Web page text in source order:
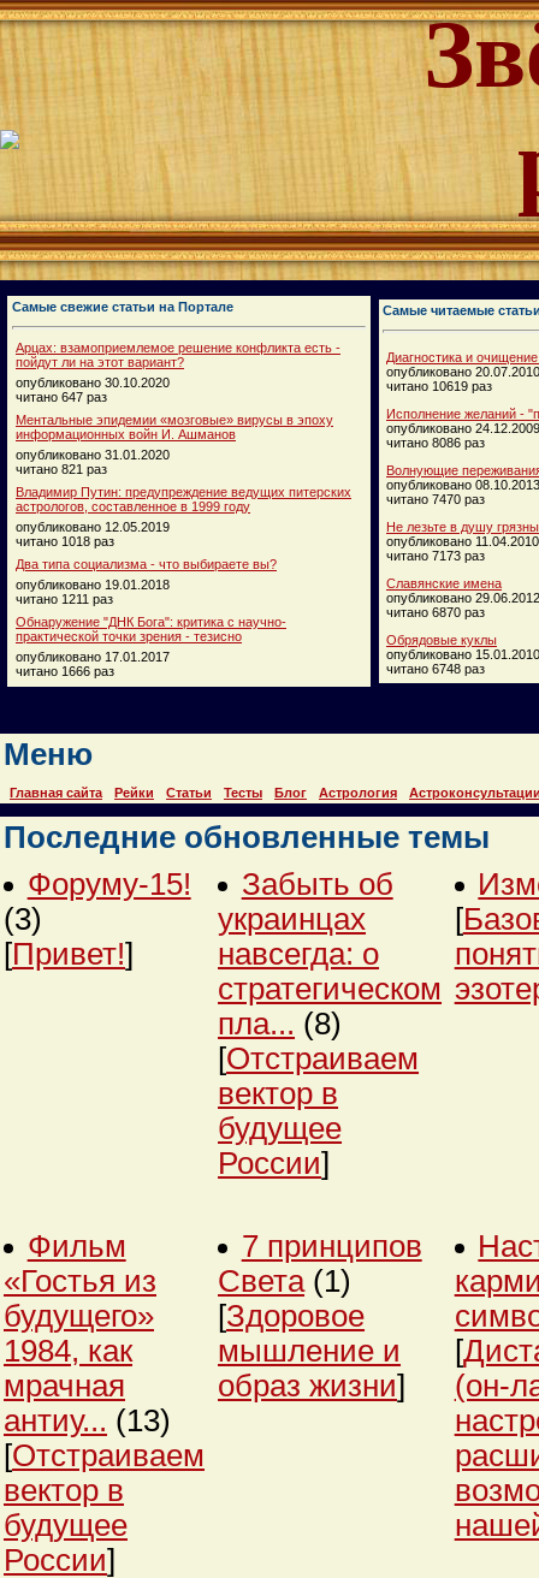
Самые свежие статьи на Портале
Арцах: взамоприемлемое решение конфликта есть -
пойдут ли на этот вариант?
опубликовано 30.10.2020
читано 647 раз
Ментальные эпидемии «мозговые» вирусы в эпоху
информационных войн И. Ашманов
опубликовано 31.01.2020
читано 821 раз
Владимир Путин: предупреждение ведущих питерских
астрологов, составленное в 1999 году
опубликовано 12.05.2019
читано 1018 раз
Два типа социализма - что выбираете вы?
опубликовано 19.01.2018
читано 1211 раз
Обнаружение "ДНК Бога": критика с научно-
практической точки зрения - тезисно
опубликовано 17.01.2017
читано 1666 раз
Самые читаемые
Диагностика и
опубликовано 20.07.2010
читано 10619 раз
Исполнение желаний -
опубликовано 24.12.2009
читано 8086 раз
Волнующие
опубликовано 08.10.2013
читано 7470 раз
Не лезьте в душу
опубликовано 11.04.2010
читано 7173 раз
Славянские имена
опубликовано 29.06.2012
читано 6870 раз
Обрядовые куклы
опубликовано 15.01.2010
читано 6748 раз
Меню
Главная сайта Рейки Статьи Тесты Блог Астрология
Последние обновленные темы
Форуму-15!
(3)
[Привет!]
Забыть об
украинцах
навсегда: о
стратегическом
пла... (8)
[Отстраиваем
вектор в
будущее
России]
[
Фильм
«Гостья из
будущего»
1984, как
мрачная
антиу... (13)
[Отстраиваем
вектор в
будущее
России]
7 принципов
Света (1)
[Здоровое
мышление и
образ жизни]
[
(он-